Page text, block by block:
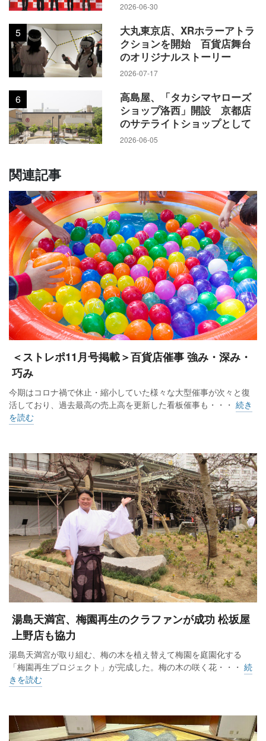
2026-06-30
5
大丸東京店、XRホラーアトラ
クションを開始 百貨店舞台
のオリジナルストーリー
2026-07-17
6
高島屋、「タカシマヤローズ
ショップ洛西」開設 京都店
のサテライトショップとして
2026-06-05
関連記事
＜ストレポ11月号掲載＞百貨店催事 強み・深み・
巧み
今期はコロナ禍で休止・縮小していた様々な大型催事が次々と復
活しており、過去最高の売上高を更新した看板催事も・・・ 続き
を読む
湯島天満宮、梅園再生のクラファンが成功 松坂屋
上野店も協力
湯島天満宮が取り組む、梅の木を植え替えて梅園を庭園化する
「梅園再生プロジェクト」が完成した。梅の木の咲く花・・・ 続
きを読む